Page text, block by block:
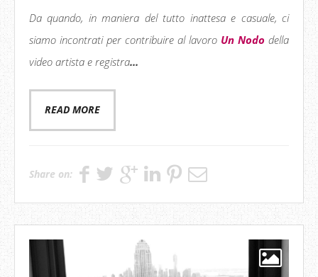
Da quando, in maniera del tutto inattesa e casuale, ci
siamo incontrati per contribuire al lavoro Un Nodo della
video artista e registra...
READ MORE
Share on: